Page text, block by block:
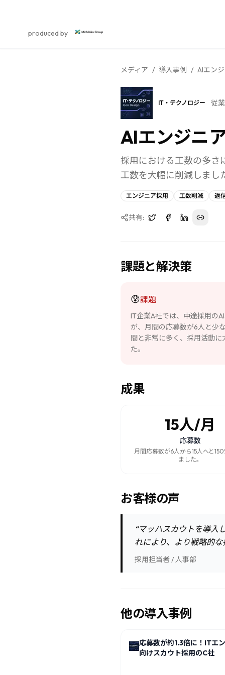
produced by
メディア / 導入事例 / AIエン
IT・テクノロジー 従
AIエンジニ
採用における工数の多さ
工数を大幅に削減しまし
エンジニア採用 工数削減 返
共有:
課題と解決策
😰課題
IT企業A社では、中途採用の
が、月間の応募数が6人と少
間と非常に多く、採用活動
た。
成果
15人/月
応募数
月間応募数が6人から15人へと
ました。
お客様の声
“マッハスカウトを導入
れにより、より戦略的
採用担当者/ 人事部
他の導入事例
応募数が約1.3倍に！ITエ
向けスカウト採用のC社